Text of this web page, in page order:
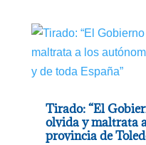
Tirado: “El
olvida y maltrata
provincia de